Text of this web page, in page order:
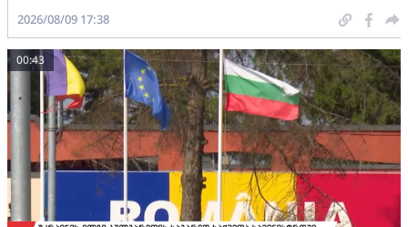
2026/08/09 17:38
00:43